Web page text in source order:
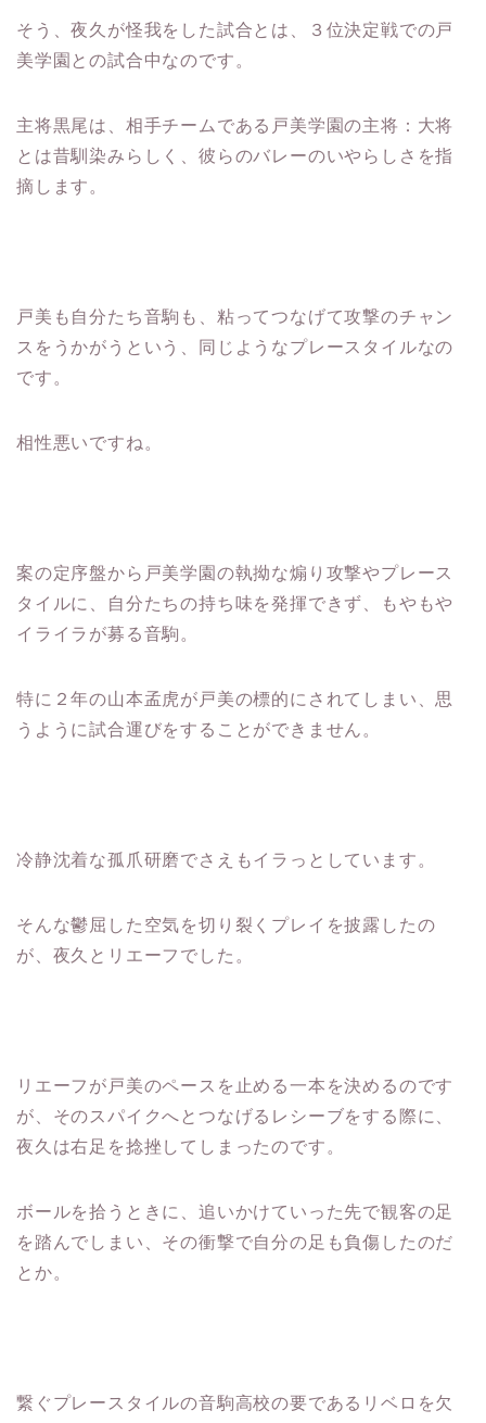
そう、夜久が怪我をした試合とは、３位決定戦での戸
美学園との試合中なのです。
主将黒尾は、相手チームである戸美学園の主将：大将
とは昔馴染みらしく、彼らのバレーのいやらしさを指
摘します。
戸美も自分たち音駒も、粘ってつなげて攻撃のチャン
スをうかがうという、同じようなプレースタイルなの
です。
相性悪いですね。
案の定序盤から戸美学園の執拗な煽り攻撃やプレース
タイルに、自分たちの持ち味を発揮できず、もやもや
イライラが募る音駒。
特に２年の山本孟虎が戸美の標的にされてしまい、思
うように試合運びをすることができません。
冷静沈着な孤爪研磨でさえもイラっとしています。
そんな鬱屈した空気を切り裂くプレイを披露したの
が、夜久とリエーフでした。
リエーフが戸美のペースを止める一本を決めるのです
が、そのスパイクへとつなげるレシーブをする際に、
夜久は右足を捻挫してしまったのです。
ボールを拾うときに、追いかけていった先で観客の足
を踏んでしまい、その衝撃で自分の足も負傷したのだ
とか。
繋ぐプレースタイルの音駒高校の要であるリベロを欠